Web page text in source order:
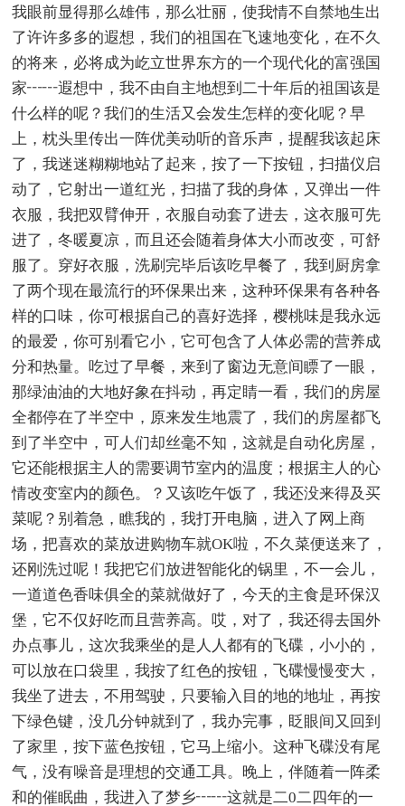
我眼前显得那么雄伟，那么壮丽，使我情不自禁地生出
了许许多多的遐想，我们的祖国在飞速地变化，在不久
的将来，必将成为屹立世界东方的一个现代化的富强国
家┅┅遐想中，我不由自主地想到二十年后的祖国该是
什么样的呢？我们的生活又会发生怎样的变化呢？早
上，枕头里传出一阵优美动听的音乐声，提醒我该起床
了，我迷迷糊糊地站了起来，按了一下按钮，扫描仪启
动了，它射出一道红光，扫描了我的身体，又弹出一件
衣服，我把双臂伸开，衣服自动套了进去，这衣服可先
进了，冬暖夏凉，而且还会随着身体大小而改变，可舒
服了。穿好衣服，洗刷完毕后该吃早餐了，我到厨房拿
了两个现在最流行的环保果出来，这种环保果有各种各
样的口味，你可根据自己的喜好选择，樱桃味是我永远
的最爱，你可别看它小，它可包含了人体必需的营养成
分和热量。吃过了早餐，来到了窗边无意间瞟了一眼，
那绿油油的大地好象在抖动，再定睛一看，我们的房屋
全都停在了半空中，原来发生地震了，我们的房屋都飞
到了半空中，可人们却丝毫不知，这就是自动化房屋，
它还能根据主人的需要调节室内的温度；根据主人的心
情改变室内的颜色。？又该吃午饭了，我还没来得及买
菜呢？别着急，瞧我的，我打开电脑，进入了网上商
场，把喜欢的菜放进购物车就OK啦，不久菜便送来了，
还刚洗过呢！我把它们放进智能化的锅里，不一会儿，
一道道色香味俱全的菜就做好了，今天的主食是环保汉
堡，它不仅好吃而且营养高。哎，对了，我还得去国外
办点事儿，这次我乘坐的是人人都有的飞碟，小小的，
可以放在口袋里，我按了红色的按钮，飞碟慢慢变大，
我坐了进去，不用驾驶，只要输入目的地的地址，再按
下绿色键，没几分钟就到了，我办完事，眨眼间又回到
了家里，按下蓝色按钮，它马上缩小。这种飞碟没有尾
气，没有噪音是理想的交通工具。晚上，伴随着一阵柔
和的催眠曲，我进入了梦乡┅┅这就是二0二四年的一